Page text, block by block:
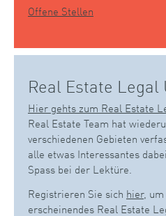
Offene Stellen
Real Estate Legal
Hier gehts zum Real Estate
Real Estate Team hat
verschiedenen Gebieten
alle etwas Interessantes
Spass bei der Lektüre.
Registrieren Sie sich hier,
erscheinendes Real Estate